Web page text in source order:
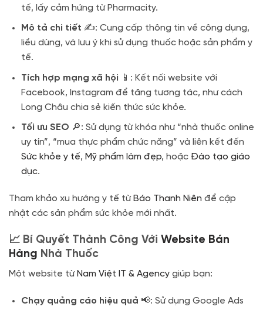
tế, lấy cảm hứng từ Pharmacity.
Mô tả chi tiết ✍️: Cung cấp thông tin về công dụng,
liều dùng, và lưu ý khi sử dụng thuốc hoặc sản phẩm y
tế.
Tích hợp mạng xã hội 📱: Kết nối website với
Facebook, Instagram để tăng tương tác, như cách
Long Châu chia sẻ kiến thức sức khỏe.
Tối ưu SEO 🔎: Sử dụng từ khóa như “nhà thuốc online
uy tín”, “mua thực phẩm chức năng” và liên kết đến
Sức khỏe y tế, Mỹ phẩm làm đẹp, hoặc Đào tạo giáo
dục.
Tham khảo xu hướng y tế từ Báo Thanh Niên để cập
nhật các sản phẩm sức khỏe mới nhất.
📈 Bí Quyết Thành Công Với Website Bán
Hàng Nhà Thuốc
Một website từNam Việt IT & Agency giúp bạn:
Chạy quảng cáo hiệu quả 📢: Sử dụng Google Ads